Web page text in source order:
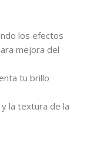
los efectos
mejora del
tu brillo
la textura de la